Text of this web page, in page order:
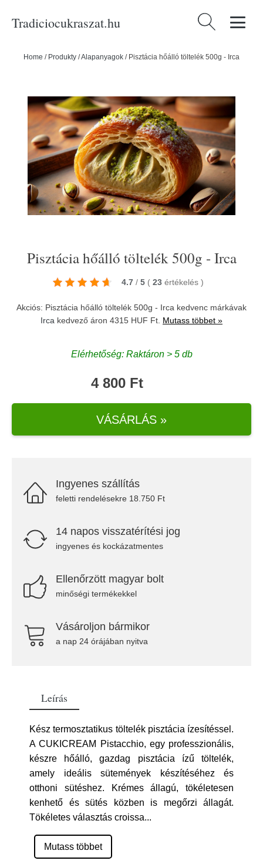
Tradiciocukraszat.hu Keresés:
Home / Produkty /Alapanyagok / Pisztácia hőálló töltelék 500g - Irca
Pisztácia hőálló töltelék 500g - Irca
4.7 / 5 ( 23 értékelés )
Akciós: Pisztácia hőálló töltelék 500g - Irca kedvenc márkávak
Irca kedvező áron 4315 HUF Ft. Mutass többet »
Elérhetőség: Raktáron > 5 db
4 800 Ft
VÁSÁRLÁS »
Ingyenes szállítás
feletti rendelésekre 18.750 Ft
14 napos visszatérítési jog
ingyenes és kockázatmentes
Ellenőrzött magyar bolt
minőségi termékekkel
Vásároljon bármikor
a nap 24 órájában nyitva
Leírás
Kész termosztatikus töltelék pisztácia ízesítéssel.
A CUKICREAM Pistacchio, egy professzionális,
készre hőálló, gazdag pisztácia ízű töltelék,
amely ideális sütemények készítéséhez és
otthoni sütéshez. Krémes állagú, tökéletesen
kenhető és sütés közben is megőrzi állagát.
Tökéletes választás croissa...
Mutass többet